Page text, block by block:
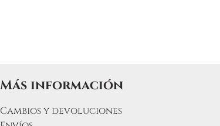
Más información
Cambios y devoluciones